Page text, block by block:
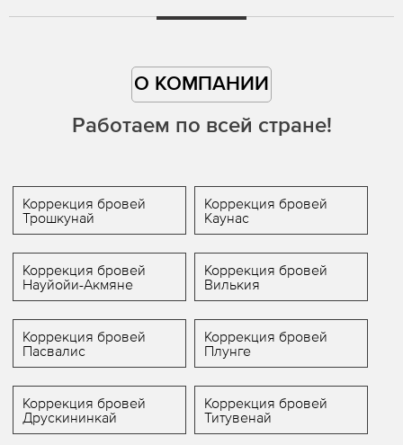
О КОМПАНИИ
Работаем по всей стране!
Коррекция бровей
Трошкунай
Коррекция бровей
Каунас
Коррекция бровей
Науйойи-Акмяне
Коррекция бровей
Вилькия
Коррекция бровей
Пасвалис
Коррекция бровей
Плунге
Коррекция бровей
Друскининкай
Коррекция бровей
Титувенай